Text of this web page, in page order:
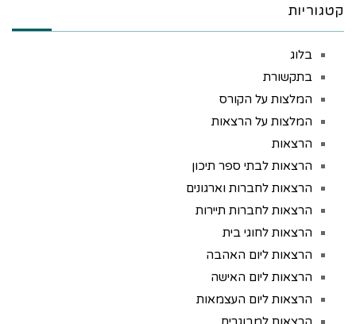
קטגוריות
בלוג
בתקשורת
המלצות על הקורס
המלצות על הרצאות
הרצאות
הרצאות לבתי ספר תיכון
הרצאות לחברות וארגונים
הרצאות לחברות תיירות
הרצאות לחוגי בית
הרצאות ליום האהבה
הרצאות ליום האישה
הרצאות ליום העצמאות